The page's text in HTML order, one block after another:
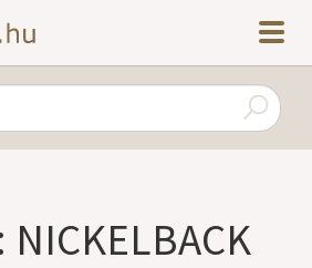
NICKELBACK